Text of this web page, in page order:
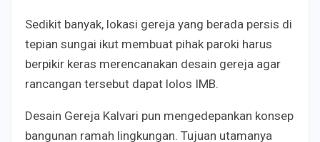
Sedikit banyak, lokasi gereja yang berada persis di
tepian sungai ikut membuat pihak paroki harus
berpikir keras merencanakan desain gereja agar
rancangan tersebut dapat lolos IMB.
Desain Gereja Kalvari pun mengedepankan konsep
bangunan ramah lingkungan. Tujuan utamanya